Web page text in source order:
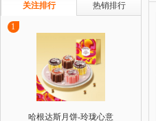
关注排行 热销排行
1
哈根达斯月饼-玲珑心意